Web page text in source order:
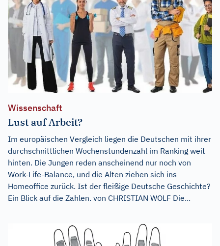
Wissenschaft
Lust auf Arbeit?
Im europäischen Vergleich liegen die Deutschen mit ihrer
durchschnittlichen Wochenstundenzahl im Ranking weit
hinten. Die Jungen reden anscheinend nur noch von
Work-Life-Balance, und die Alten ziehen sich ins
Homeoffice zurück. Ist der fleißige Deutsche Geschichte?
Ein Blick auf die Zahlen. von CHRISTIAN WOLF Die...